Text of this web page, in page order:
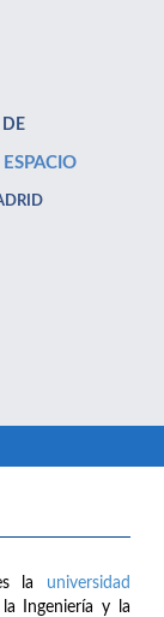
DE
la universidad
Ingeniería y la